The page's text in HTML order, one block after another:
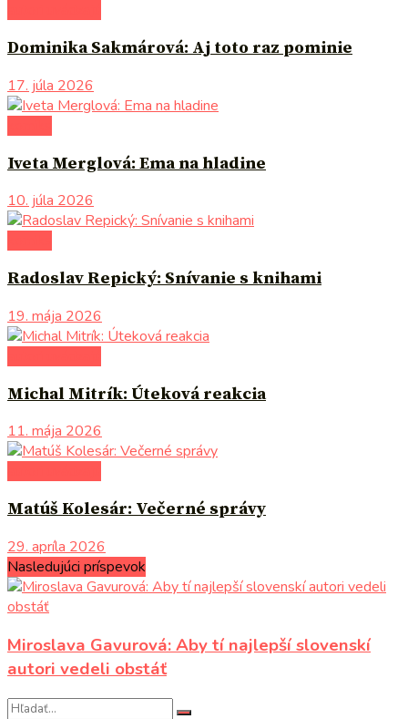
Dominika Sakmárová: Aj toto raz pominie
17. júla 2026
Iveta Merglová: Ema na hladine
10. júla 2026
Radoslav Repický: Snívanie s knihami
19. mája 2026
Michal Mitrík: Úteková reakcia
11. mája 2026
Matúš Kolesár: Večerné správy
29. apríla 2026
Nasledujúci príspevok
Miroslava Gavurová: Aby tí najlepší slovenskí
autori vedeli obstáť